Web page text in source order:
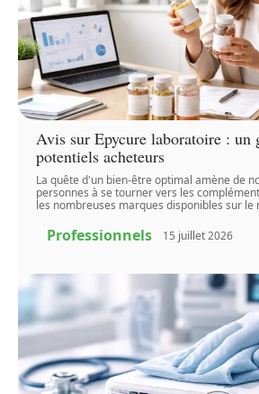
Avis sur Epycure laboratoire : un
potentiels acheteurs
La quête d'un bien-être optimal amène de
personnes à se tourner vers les
les nombreuses marques disponibles sur le
Professionnels 15 juillet 2026